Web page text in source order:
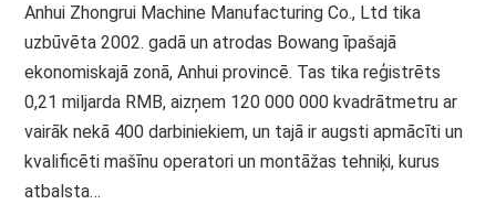
Anhui Zhongrui Machine Manufacturing Co., Ltd tika
uzbūvēta 2002. gadā un atrodas Bowang īpašajā
ekonomiskajā zonā, Anhui provincē. Tas tika reģistrēts
0,21 miljarda RMB, aizņem 120 000 000 kvadrātmetru ar
vairāk nekā 400 darbiniekiem, un tajā ir augsti apmācīti un
kvalificēti mašīnu operatori un montāžas tehniķi, kurus
atbalsta…